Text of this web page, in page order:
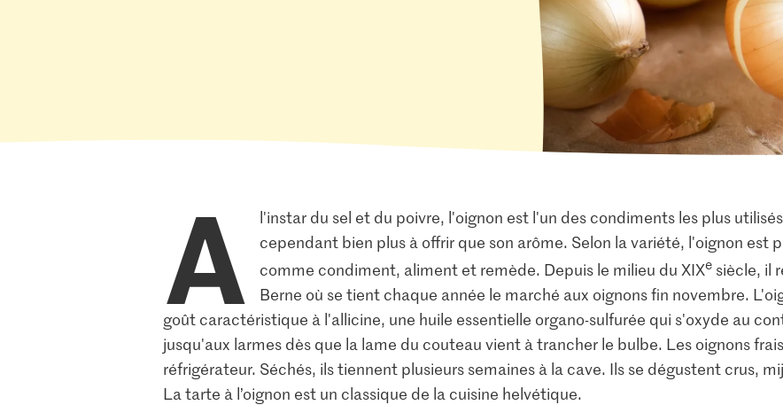
A
l'instar du sel et du poivre, l'oignon est l'un des condiments les plus
cependant bien plus à offrir que son arôme. Selon la variété, l'oignon est
comme condiment, aliment et remède. Depuis le milieu du XIXesiècle, il
Berne où se tient chaque année le marché aux oignons fin novembre.
goût caractéristique à l'allicine, une huile essentielle organo-sulfurée qui s'oxyde au
jusqu'aux larmes dès que la lame du couteau vient à trancher le bulbe. Les oignons
réfrigérateur. Séchés, ils tiennent plusieurs semaines à la cave. Ils se dégustent crus,
La tarte à l’oignon est un classique de la cuisine helvétique.